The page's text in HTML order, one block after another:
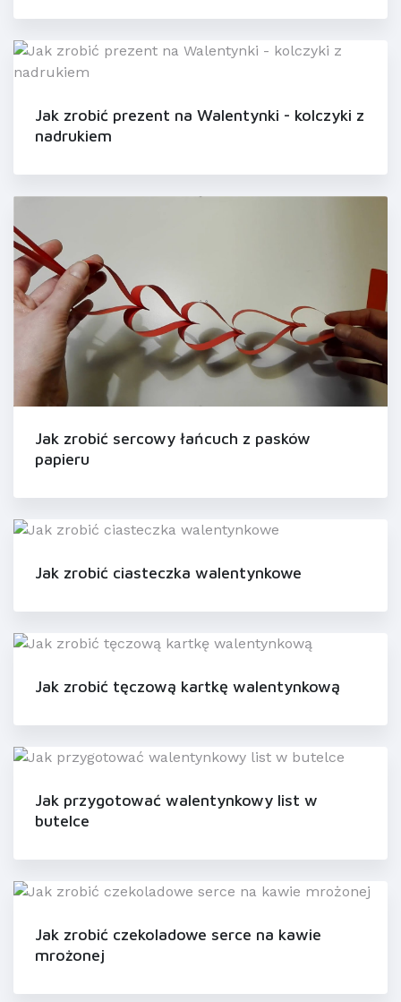
Jak zrobić prezent na Walentynki - kolczyki z
nadrukiem
Jak zrobić sercowy łańcuch z pasków
papieru
Jak zrobić ciasteczka walentynkowe
Jak zrobić tęczową kartkę walentynkową
Jak przygotować walentynkowy list w
butelce
Jak zrobić czekoladowe serce na kawie
mrożonej